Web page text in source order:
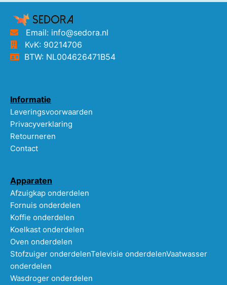
Email: info@sedora.nl
KvK: 90214706
BTW: NL004626471B54
Informatie
Leveringsvoorwaarden
Privacyverklaring
Retourneren
Contact
Apparaten
Afzuigkap onderdelen
Fornuis onderdelen
Koffie onderdelen
Koelkast onderdelen
Oven onderdelen
Stofzuiger onderdelenTelevisie onderdelenVaatwasser
onderdelen
Wasdroger onderdelen